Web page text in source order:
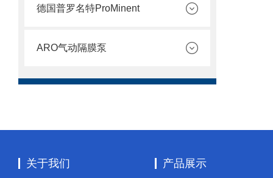
德国普罗名特ProMinent
ARO气动隔膜泵
关于我们 产品展示